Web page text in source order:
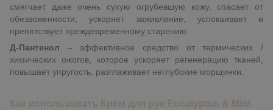
смягчает даже очень сухую огрубевшую кожу, спасает от
обезвоженности, ускоряет заживление, успокаивает и
препятствует преждевременному старению.
Д-Пантенол – эффективное средство от термических /
химических ожогов, которое ускоряет регенерацию тканей,
повышает упругость, разглаживает неглубокие морщинки.
Как использовать Крем для рук Eucalyptus & Mint